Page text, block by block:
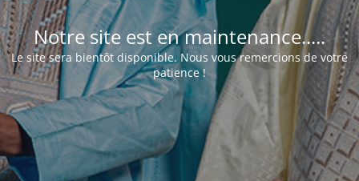
Notre site est en maintenance.....
Le site sera bientôt disponible. Nous vous remercions de votre
patience !